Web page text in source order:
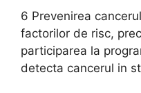
6 Prevenirea
factorilor de risc,
participarea la
detecta cancerul in